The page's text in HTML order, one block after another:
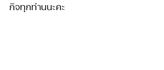
กิจทุกท่านนะคะ